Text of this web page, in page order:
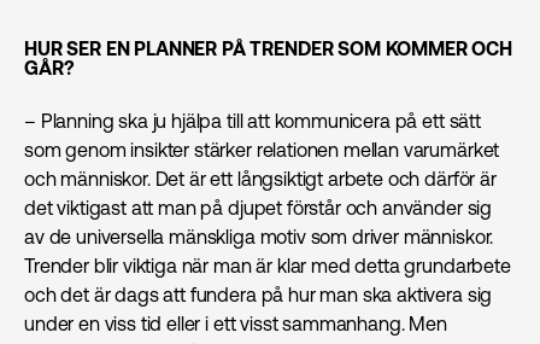
HUR SER EN PLANNER PÅ TRENDER SOM KOMMER OCH
GÅR?
– Planning ska ju hjälpa till att kommunicera på ett sätt
som genom insikter stärker relationen mellan varumärket
och människor. Det är ett långsiktigt arbete och därför är
det viktigast att man på djupet förstår och använder sig
av de universella mänskliga motiv som driver människor.
Trender blir viktiga när man är klar med detta grundarbete
och det är dags att fundera på hur man ska aktivera sig
under en viss tid eller i ett visst sammanhang. Men